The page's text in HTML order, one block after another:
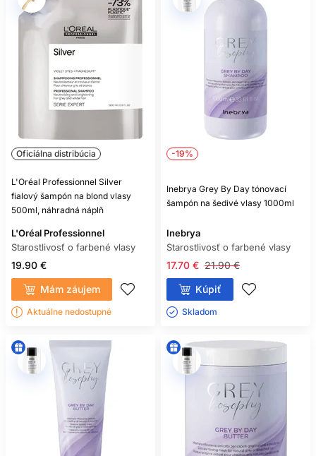
Oficiálna distribúcia
L'Oréal Professionnel Silver
fialový šampón na blond vlasy
500ml, náhradná náplň
L'Oréal Professionnel
Starostlivosť o farbené vlasy
19.90 €
Mám záujem
Aktuálne nedostupné
-19%
Inebrya Grey By Day tónovací
šampón na šedivé vlasy 1000ml
Inebrya
Starostlivosť o farbené vlasy
21.90 €
17.70 €
Kúpiť
Skladom ㅤ